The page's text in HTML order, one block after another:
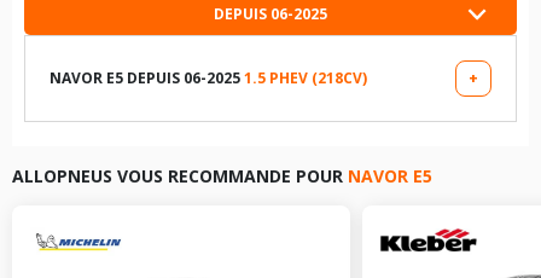
DEPUIS 06-2025
NAVOR E5 DEPUIS 06-20251.5 PHEV (218CV)
+
2025 1.5 PHEV (218CV)
ALLOPNEUS VOUS RECOMMANDE POUR NAVOR E5